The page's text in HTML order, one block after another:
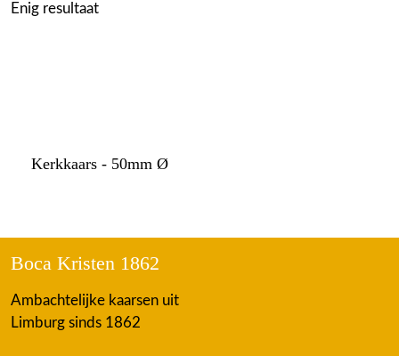
Enig resultaat
Kerkkaars - 50mm Ø
Boca Kristen 1862
Ambachtelijke kaarsen uit
Limburg sinds 1862